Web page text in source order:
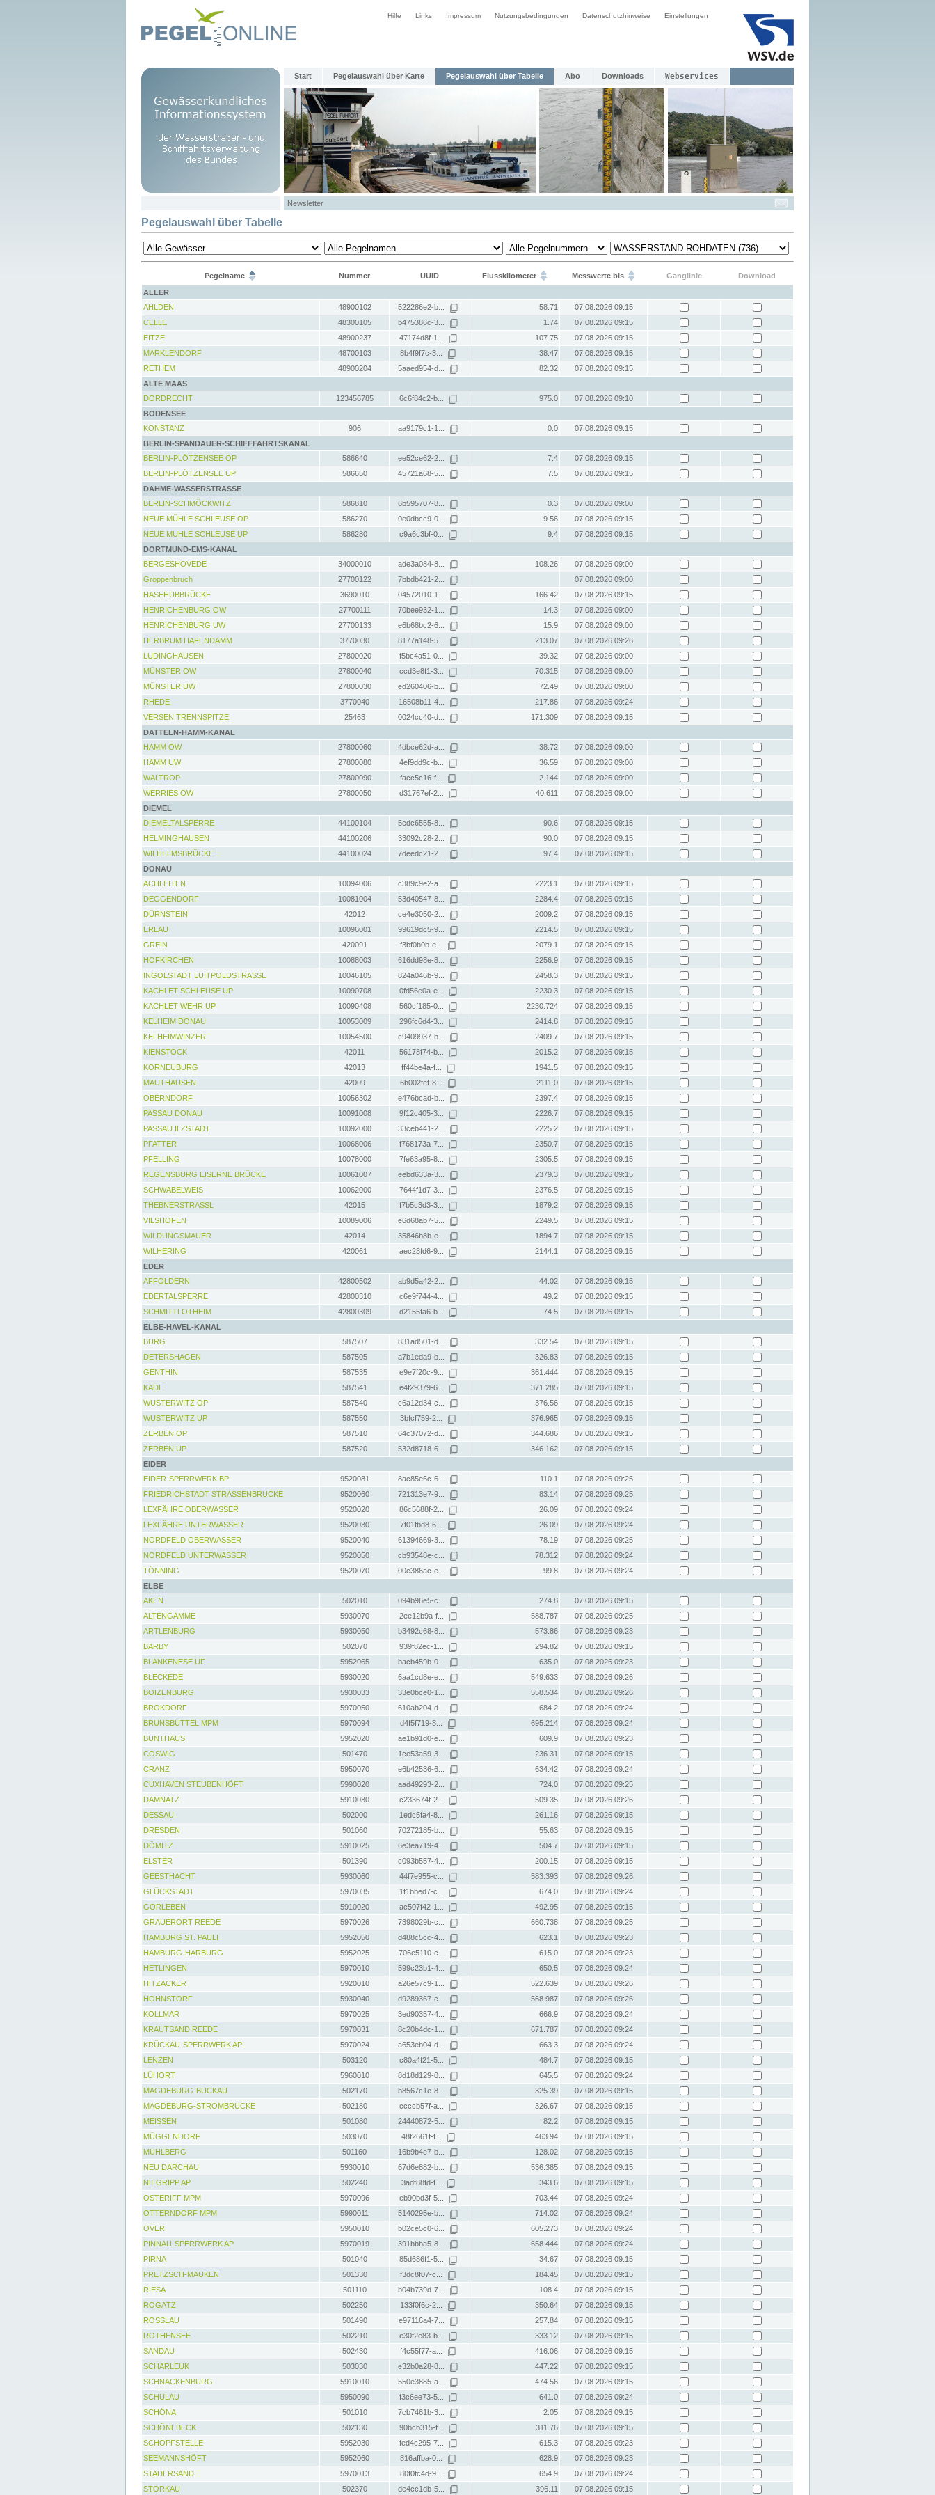
Hilfe Links Impressum Nutzungsbedingungen Datenschutzhinweise Einstellungen
Start Pegelauswahl über Karte Pegelauswahl über Tabelle Abo Downloads Webservices
Newsletter
Pegelauswahl über Tabelle
Pegelname Nummer UUID Flusskilometer Messwerte bis Ganglinie
Download
ALLER
AHLDEN
48900102 522286e2-b... 58.71
07.08.2026 09:15
CELLE
48300105 b475386c-3... 1.74
07.08.2026 09:15
EITZE
48900237 47174d8f-1... 107.75
07.08.2026 09:15
MARKLENDORF
48700103 8b4f9f7c-3... 38.47
07.08.2026 09:15
RETHEM
48900204 5aaed954-d... 82.32
07.08.2026 09:15
ALTE MAAS
DORDRECHT
123456785 6c6f84c2-b... 975.0
07.08.2026 09:10
BODENSEE
KONSTANZ
906 aa9179c1-1... 0.0
07.08.2026 09:15
BERLIN-SPANDAUER-SCHIFFFAHRTSKANAL
BERLIN-PLÖTZENSEE OP
586640 ee52ce62-2... 7.4
07.08.2026 09:15
BERLIN-PLÖTZENSEE UP
586650 45721a68-5... 7.5
07.08.2026 09:15
DAHME-WASSERSTRASSE
BERLIN-SCHMÖCKWITZ
586810 6b595707-8... 0.3
07.08.2026 09:00
NEUE MÜHLE SCHLEUSE OP
586270 0e0dbcc9-0... 9.56
07.08.2026 09:15
NEUE MÜHLE SCHLEUSE UP
586280 c9a6c3bf-0... 9.4
07.08.2026 09:15
DORTMUND-EMS-KANAL
BERGESHÖVEDE
34000010 ade3a084-8... 108.26
07.08.2026 09:00
Groppenbruch
27700122 7bbdb421-2...
07.08.2026 09:00
HASEHUBBRÜCKE
3690010 04572010-1... 166.42
07.08.2026 09:15
HENRICHENBURG OW
27700111 70bee932-1... 14.3
07.08.2026 09:00
HENRICHENBURG UW
27700133 e6b68bc2-6... 15.9
07.08.2026 09:00
HERBRUM HAFENDAMM
3770030 8177a148-5... 213.07
07.08.2026 09:26
LÜDINGHAUSEN
27800020 f5bc4a51-0... 39.32
07.08.2026 09:00
MÜNSTER OW
27800040 ccd3e8f1-3... 70.315
07.08.2026 09:00
MÜNSTER UW
27800030 ed260406-b... 72.49
07.08.2026 09:00
RHEDE
3770040 16508b11-4... 217.86
07.08.2026 09:24
VERSEN TRENNSPITZE
25463 0024cc40-d... 171.309
07.08.2026 09:15
DATTELN-HAMM-KANAL
HAMM OW
27800060 4dbce62d-a... 38.72
07.08.2026 09:00
HAMM UW
27800080 4ef9dd9c-b... 36.59
07.08.2026 09:00
WALTROP
27800090 facc5c16-f... 2.144
07.08.2026 09:00
WERRIES OW
27800050 d31767ef-2... 40.611
07.08.2026 09:00
DIEMEL
DIEMELTALSPERRE
44100104 5cdc6555-8... 90.6
07.08.2026 09:15
HELMINGHAUSEN
44100206 33092c28-2... 90.0
07.08.2026 09:15
WILHELMSBRÜCKE
44100024 7deedc21-2... 97.4
07.08.2026 09:15
DONAU
ACHLEITEN
10094006 c389c9e2-a... 2223.1
07.08.2026 09:15
DEGGENDORF
10081004 53d40547-8... 2284.4
07.08.2026 09:15
DÜRNSTEIN
42012 ce4e3050-2... 2009.2
07.08.2026 09:15
ERLAU
10096001 99619dc5-9... 2214.5
07.08.2026 09:15
GREIN
420091 f3bf0b0b-e... 2079.1
07.08.2026 09:15
HOFKIRCHEN
10088003 616dd98e-8... 2256.9
07.08.2026 09:15
INGOLSTADT LUITPOLDSTRASSE
10046105 824a046b-9... 2458.3
07.08.2026 09:15
KACHLET SCHLEUSE UP
10090708 0fd56e0a-e... 2230.3
07.08.2026 09:15
KACHLET WEHR UP
10090408 560cf185-0... 2230.724
07.08.2026 09:15
KELHEIM DONAU
10053009 296fc6d4-3... 2414.8
07.08.2026 09:15
KELHEIMWINZER
10054500 c9409937-b... 2409.7
07.08.2026 09:15
KIENSTOCK
42011 56178f74-b... 2015.2
07.08.2026 09:15
KORNEUBURG
42013 ff44be4a-f... 1941.5
07.08.2026 09:15
MAUTHAUSEN
42009 6b002fef-8... 2111.0
07.08.2026 09:15
OBERNDORF
10056302 e476bcad-b... 2397.4
07.08.2026 09:15
PASSAU DONAU
10091008 9f12c405-3... 2226.7
07.08.2026 09:15
PASSAU ILZSTADT
10092000 33ceb441-2... 2225.2
07.08.2026 09:15
PFATTER
10068006 f768173a-7... 2350.7
07.08.2026 09:15
PFELLING
10078000 7fe63a95-8... 2305.5
07.08.2026 09:15
REGENSBURG EISERNE BRÜCKE
10061007 eebd633a-3... 2379.3
07.08.2026 09:15
SCHWABELWEIS
10062000 7644f1d7-3... 2376.5
07.08.2026 09:15
THEBNERSTRASSL
42015 f7b5c3d3-3... 1879.2
07.08.2026 09:15
VILSHOFEN
10089006 e6d68ab7-5... 2249.5
07.08.2026 09:15
WILDUNGSMAUER
42014 35846b8b-e... 1894.7
07.08.2026 09:15
WILHERING
420061 aec23fd6-9... 2144.1
07.08.2026 09:15
EDER
AFFOLDERN
42800502 ab9d5a42-2... 44.02
07.08.2026 09:15
EDERTALSPERRE
42800310 c6e9f744-4... 49.2
07.08.2026 09:15
SCHMITTLOTHEIM
42800309 d2155fa6-b... 74.5
07.08.2026 09:15
ELBE-HAVEL-KANAL
BURG
587507 831ad501-d... 332.54
07.08.2026 09:15
DETERSHAGEN
587505 a7b1eda9-b... 326.83
07.08.2026 09:15
GENTHIN
587535 e9e7f20c-9... 361.444
07.08.2026 09:15
KADE
587541 e4f29379-6... 371.285
07.08.2026 09:15
WUSTERWITZ OP
587540 c6a12d34-c... 376.56
07.08.2026 09:15
WUSTERWITZ UP
587550 3bfcf759-2... 376.965
07.08.2026 09:15
ZERBEN OP
587510 64c37072-d... 344.686
07.08.2026 09:15
ZERBEN UP
587520 532d8718-6... 346.162
07.08.2026 09:15
EIDER
EIDER-SPERRWERK BP
9520081 8ac85e6c-6... 110.1
07.08.2026 09:25
FRIEDRICHSTADT STRASSENBRÜCKE
9520060 721313e7-9... 83.14
07.08.2026 09:25
LEXFÄHRE OBERWASSER
9520020 86c5688f-2... 26.09
07.08.2026 09:24
LEXFÄHRE UNTERWASSER
9520030 7f01fbd8-6... 26.09
07.08.2026 09:24
NORDFELD OBERWASSER
9520040 61394669-3... 78.19
07.08.2026 09:25
NORDFELD UNTERWASSER
9520050 cb93548e-c... 78.312
07.08.2026 09:24
TÖNNING
9520070 00e386ac-e... 99.8
07.08.2026 09:24
ELBE
AKEN
502010 094b96e5-c... 274.8
07.08.2026 09:15
ALTENGAMME
5930070 2ee12b9a-f... 588.787
07.08.2026 09:25
ARTLENBURG
5930050 b3492c68-8... 573.86
07.08.2026 09:23
BARBY
502070 939f82ec-1... 294.82
07.08.2026 09:15
BLANKENESE UF
5952065 bacb459b-0... 635.0
07.08.2026 09:23
BLECKEDE
5930020 6aa1cd8e-e... 549.633
07.08.2026 09:26
BOIZENBURG
5930033 33e0bce0-1... 558.534
07.08.2026 09:26
BROKDORF
5970050 610ab204-d... 684.2
07.08.2026 09:24
BRUNSBÜTTEL MPM
5970094 d4f5f719-8... 695.214
07.08.2026 09:24
BUNTHAUS
5952020 ae1b91d0-e... 609.9
07.08.2026 09:23
COSWIG
501470 1ce53a59-3... 236.31
07.08.2026 09:15
CRANZ
5950070 e6b42536-6... 634.42
07.08.2026 09:24
CUXHAVEN STEUBENHÖFT
5990020 aad49293-2... 724.0
07.08.2026 09:25
DAMNATZ
5910030 c233674f-2... 509.35
07.08.2026 09:26
DESSAU
502000 1edc5fa4-8... 261.16
07.08.2026 09:15
DRESDEN
501060 70272185-b... 55.63
07.08.2026 09:15
DÖMITZ
5910025 6e3ea719-4... 504.7
07.08.2026 09:15
ELSTER
501390 c093b557-4... 200.15
07.08.2026 09:15
GEESTHACHT
5930060 44f7e955-c... 583.393
07.08.2026 09:26
GLÜCKSTADT
5970035 1f1bbed7-c... 674.0
07.08.2026 09:24
GORLEBEN
5910020 ac507f42-1... 492.95
07.08.2026 09:15
GRAUERORT REEDE
5970026 7398029b-c... 660.738
07.08.2026 09:25
HAMBURG ST. PAULI
5952050 d488c5cc-4... 623.1
07.08.2026 09:23
HAMBURG-HARBURG
5952025 706e5110-c... 615.0
07.08.2026 09:23
HETLINGEN
5970010 599c23b1-4... 650.5
07.08.2026 09:24
HITZACKER
5920010 a26e57c9-1... 522.639
07.08.2026 09:26
HOHNSTORF
5930040 d9289367-c... 568.987
07.08.2026 09:26
KOLLMAR
5970025 3ed90357-4... 666.9
07.08.2026 09:24
KRAUTSAND REEDE
5970031 8c20b4dc-1... 671.787
07.08.2026 09:24
KRÜCKAU-SPERRWERK AP
5970024 a653eb04-d... 663.3
07.08.2026 09:24
LENZEN
503120 c80a4f21-5... 484.7
07.08.2026 09:15
LÜHORT
5960010 8d18d129-0... 645.5
07.08.2026 09:24
MAGDEBURG-BUCKAU
502170 b8567c1e-8... 325.39
07.08.2026 09:15
MAGDEBURG-STROMBRÜCKE
502180 ccccb57f-a... 326.67
07.08.2026 09:15
MEISSEN
501080 24440872-5... 82.2
07.08.2026 09:15
MÜGGENDORF
503070 48f2661f-f... 463.94
07.08.2026 09:15
MÜHLBERG
501160 16b9b4e7-b... 128.02
07.08.2026 09:15
NEU DARCHAU
5930010 67d6e882-b... 536.385
07.08.2026 09:15
NIEGRIPP AP
502240 3adf88fd-f... 343.6
07.08.2026 09:15
OSTERIFF MPM
5970096 eb90bd3f-5... 703.44
07.08.2026 09:24
OTTERNDORF MPM
5990011 5140295e-b... 714.02
07.08.2026 09:24
OVER
5950010 b02ce5c0-6... 605.273
07.08.2026 09:24
PINNAU-SPERRWERK AP
5970019 391bbba5-8... 658.444
07.08.2026 09:24
PIRNA
501040 85d686f1-5... 34.67
07.08.2026 09:15
PRETZSCH-MAUKEN
501330 f3dc8f07-c... 184.45
07.08.2026 09:15
RIESA
501110 b04b739d-7... 108.4
07.08.2026 09:15
ROGÄTZ
502250 133f0f6c-2... 350.64
07.08.2026 09:15
ROSSLAU
501490 e97116a4-7... 257.84
07.08.2026 09:15
ROTHENSEE
502210 e30f2e83-b... 333.12
07.08.2026 09:15
SANDAU
502430 f4c55f77-a... 416.06
07.08.2026 09:15
SCHARLEUK
503030 e32b0a28-8... 447.22
07.08.2026 09:15
SCHNACKENBURG
5910010 550e3885-a... 474.56
07.08.2026 09:15
SCHULAU
5950090 f3c6ee73-5... 641.0
07.08.2026 09:24
SCHÖNA
501010 7cb7461b-3... 2.05
07.08.2026 09:15
SCHÖNEBECK
502130 90bcb315-f... 311.76
07.08.2026 09:15
SCHÖPFSTELLE
5952030 fed4c295-7... 615.3
07.08.2026 09:23
SEEMANNSHÖFT
5952060 816affba-0... 628.9
07.08.2026 09:23
STADERSAND
5970013 80f0fc4d-9... 654.9
07.08.2026 09:24
STORKAU
502370 de4cc1db-5... 396.11 07.08.2026 09:15